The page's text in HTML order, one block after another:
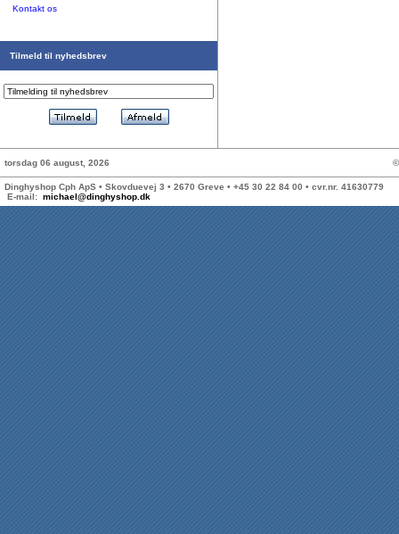
Kontakt os
Tilmeld til nyhedsbrev
torsdag 06 august, 2026
Dinghyshop Cph ApS • Skovduevej 3 • 2670 Greve • +45 30 22 84 00 • cvr.nr. 41630779
E-mail: michael@dinghyshop.dk